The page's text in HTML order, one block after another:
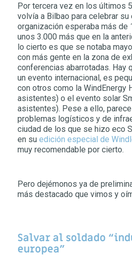
Por tercera vez en los últimos
volvía a Bilbao para celebrar su
organización esperaba más de
unos 3.000 más que en la
lo cierto es que se notaba
con más gente en la zona de
conferencias abarrotadas. Hay
un evento internacional, es
con otros como la WindEnergy
asistentes) o el evento solar
asistentes). Pese a ello,
problemas logísticos y de
ciudad de los que se hizo eco
en su edición especial de
muy recomendable por cierto.
Pero dejémonos ya de
más destacado que vimos y
Salvar al soldado
europea”